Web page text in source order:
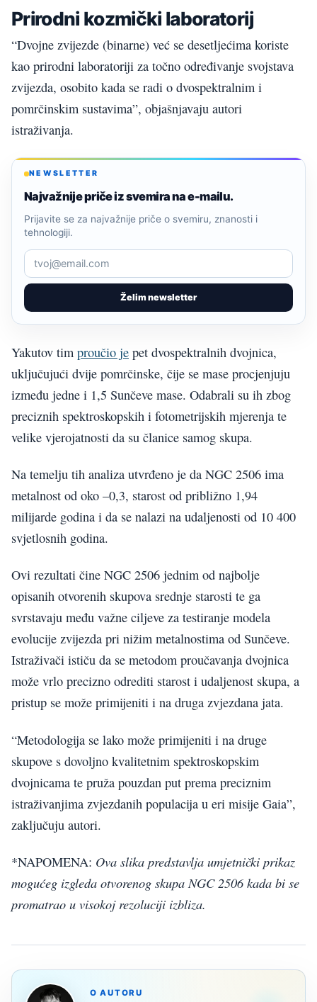
Prirodni kozmički laboratorij
“Dvojne zvijezde (binarne) već se desetljećima koriste
kao prirodni laboratoriji za točno određivanje svojstava
zvijezda, osobito kada se radi o dvospektralnim i
pomrčinskim sustavima”, objašnjavaju autori
istraživanja.
NEWSLETTER
Najvažnije priče iz svemira na e-mailu.
Želim newsletter
Prijavite se za najvažnije priče o svemiru, znanosti i
tehnologiji.
Yakutov tim proučio je pet dvospektralnih dvojnica,
uključujući dvije pomrčinske, čije se mase procjenjuju
između jedne i 1,5 Sunčeve mase. Odabrali su ih zbog
preciznih spektroskopskih i fotometrijskih mjerenja te
velike vjerojatnosti da su članice samog skupa.
Na temelju tih analiza utvrđeno je da NGC 2506 ima
metalnost od oko –0,3, starost od približno 1,94
milijarde godina i da se nalazi na udaljenosti od 10 400
svjetlosnih godina.
Ovi rezultati čine NGC 2506 jednim od najbolje
opisanih otvorenih skupova srednje starosti te ga
svrstavaju među važne ciljeve za testiranje modela
evolucije zvijezda pri nižim metalnostima od Sunčeve.
Istraživači ističu da se metodom proučavanja dvojnica
može vrlo precizno odrediti starost i udaljenost skupa, a
pristup se može primijeniti i na druga zvjezdana jata.
“Metodologija se lako može primijeniti i na druge
skupove s dovoljno kvalitetnim spektroskopskim
dvojnicama te pruža pouzdan put prema preciznim
istraživanjima zvjezdanih populacija u eri misije Gaia”,
zaključuju autori.
*NAPOMENA: Ova slika predstavlja umjetnički prikaz
mogućeg izgleda otvorenog skupa NGC 2506 kada bi se
promatrao u visokoj rezoluciji izbliza.
O AUTORU